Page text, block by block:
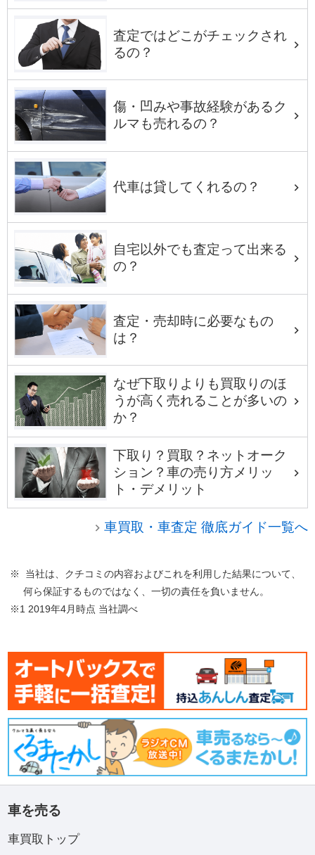
査定ではどこがチェックされ
るの？
傷・凹みや事故経験があるク
ルマも売れるの？
代車は貸してくれるの？
自宅以外でも査定って出来る
の？
査定・売却時に必要なもの
は？
なぜ下取りよりも買取りのほ
うが高く売れることが多いの
か？
下取り？買取？ネットオーク
ション？車の売り方メリッ
ト・デメリット
車買取・車査定 徹底ガイド一覧へ
※ 当社は、クチコミの内容およびこれを利用した結果について、
何ら保証するものではなく、一切の責任を負いません。
※1 2019年4月時点 当社調べ
車を売る
車買取トップ